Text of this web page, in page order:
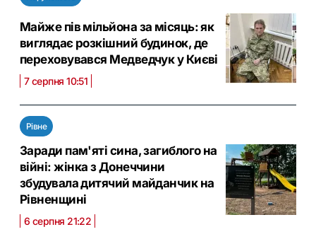
Майже пів мільйона за місяць: як
виглядає розкішний будинок, де
переховувався Медведчук у Києві
7 серпня 10:51
Рівне
Заради пам'яті сина, загиблого на
війні: жінка з Донеччини
збудувала дитячий майданчик на
Рівненщині
6 серпня 21:22